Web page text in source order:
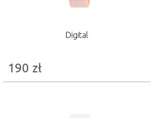
Digital
190 zł